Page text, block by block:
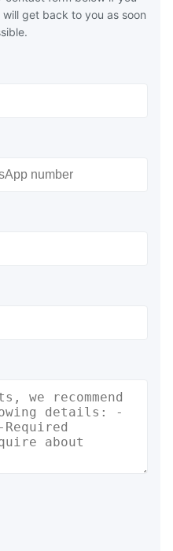
get back to you as soon